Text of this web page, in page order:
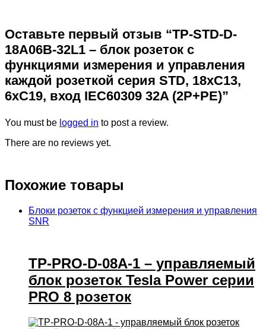
Оставьте первый отзыв “TP-STD-D-
18A06B-32L1 – блок розеток с
функциями измерения и управления
каждой розеткой серия STD, 18xC13,
6xC19, вход IEC60309 32A (2P+PE)”
You must be logged in to post a review.
There are no reviews yet.
Похожие товары
Блоки розеток с функцией измерения и управления
SNR
TP-PRO-D-08A-1 – управляемый
блок розеток Tesla Power серии
PRO 8 розеток